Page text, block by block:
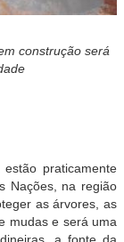
construção será
praticamente
Nações, na região
as árvores, as
mudas e será uma